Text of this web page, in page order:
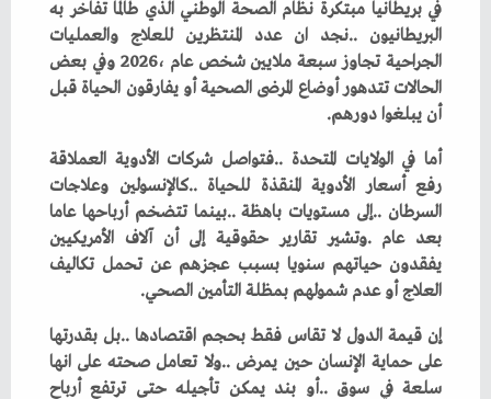
‬أن‭ ‬يبلغوا‭ ‬دورهم‭.‬
‬العلاج‭ ‬أو‭ ‬عدم‭ ‬شمولهم‭ ‬بمظلة‭ ‬التأمين‭ ‬الصحي‭.‬